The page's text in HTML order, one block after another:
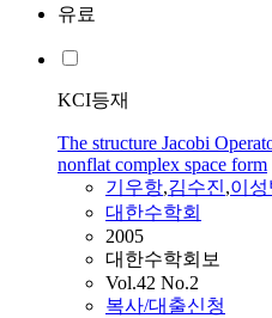
유료
KCI등재
The structure Jacobi
nonflat complex space form
기우항,김수진,이성
대한수학회
2005
대한수학회보
Vol.42 No.2
복사/대출신청